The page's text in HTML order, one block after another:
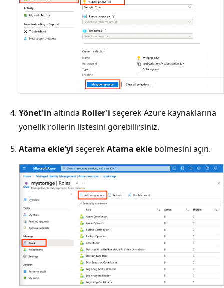
Yönet'in altında Roller'i seçerek Azure kaynaklarına
yönelik rollerin listesini görebilirsiniz.
Atama ekle'yi seçerekAtama ekle bölmesini açın.